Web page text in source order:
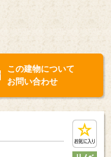
この建物について
お問い合わせ